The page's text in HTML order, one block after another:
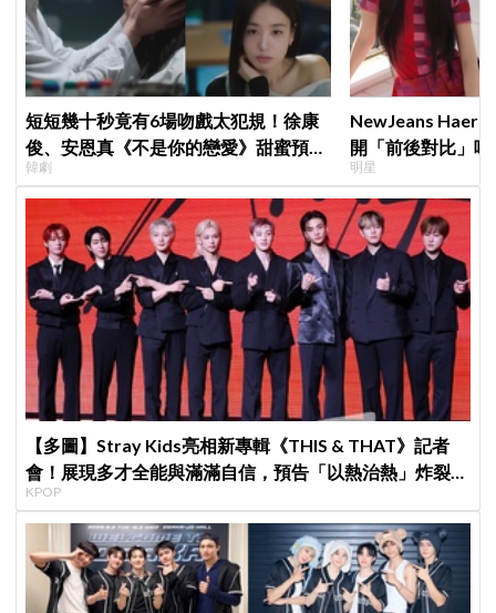
短短幾十秒竟有6場吻戲太犯規！徐康
俊、安恩真《不是你的戀愛》甜蜜預告
公開，網友直呼：太期待了！
韓劇
NewJeans
開「前後對比」
絲超崩潰
明星
【多圖】Stray Kids亮相新專輯《THIS & THAT》記者
會！展現多才全能與滿滿自信，預告「以熱治熱」炸裂夏
日音樂圈
KPOP